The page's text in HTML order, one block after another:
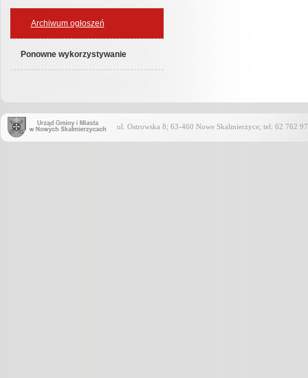
Archiwum ogłoszeń
Ponowne wykorzystywanie
ul. Ostrowska 8; 63-460 Nowe Skalmierzyce; tel: 62 762